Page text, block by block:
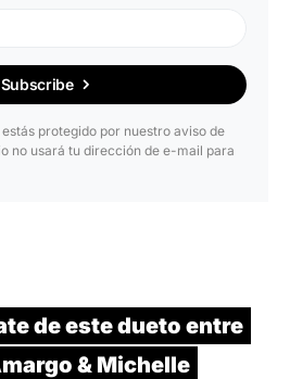
Subscribe
protegido por nuestro aviso de
no usará tu dirección de e-mail para
de este dueto entre
& Michelle